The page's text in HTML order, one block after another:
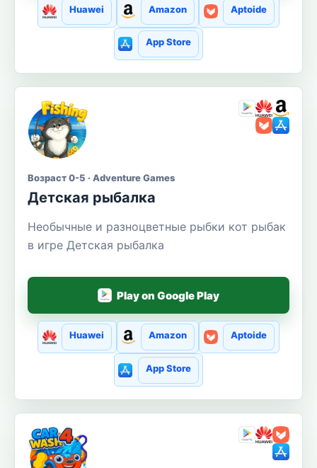
Huawei Amazon Aptoide
App Store
Возраст 0-5 · Adventure Games
Детская рыбалка
Необычные и разноцветные рыбки кот рыбак
в игре Детская рыбалка
Play on Google Play
Huawei Amazon Aptoide
App Store